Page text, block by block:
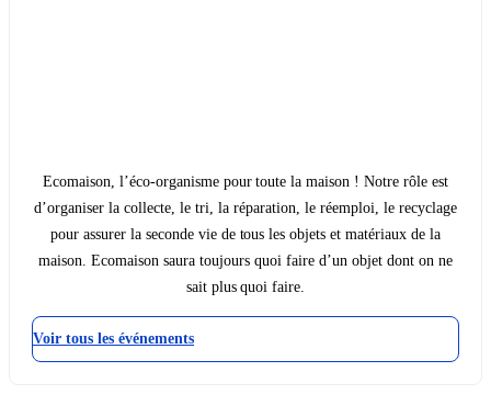
Ecomaison, l’éco-organisme pour toute la maison ! Notre rôle est
d’organiser la collecte, le tri, la réparation, le réemploi, le recyclage
pour assurer la seconde vie de tous les objets et matériaux de la
maison. Ecomaison saura toujours quoi faire d’un objet dont on ne
sait plus quoi faire.
Voir tous les événements